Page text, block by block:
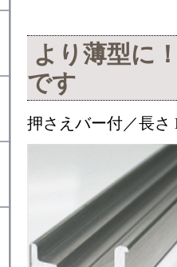
より薄型に
です
押さえバー付／長さ